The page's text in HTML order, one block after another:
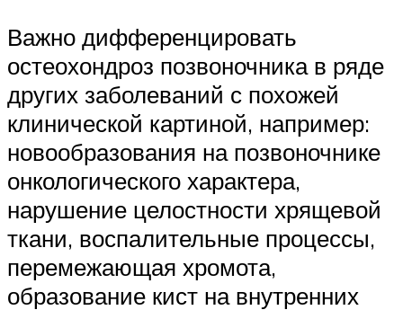
Важно дифференцировать
остеохондроз позвоночника в ряде
других заболеваний с похожей
клинической картиной, например:
новообразования на позвоночнике
онкологического характера,
нарушение целостности хрящевой
ткани, воспалительные процессы,
перемежающая хромота,
образование кист на внутренних